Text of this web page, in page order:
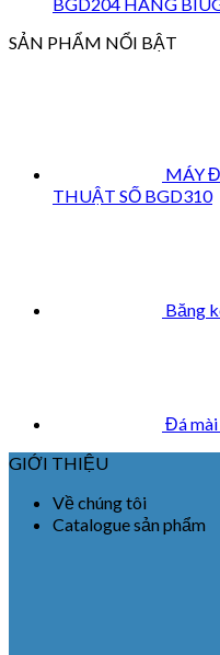
SẢN PHẨM NỔI BẬT
MÁY
THUẬT SỐ BGD310
Băng
Đá mài
GIỚI THIỆU
Về chúng tôi
Catalogue sản phẩm